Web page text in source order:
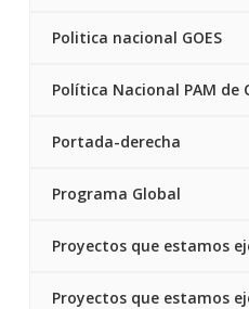
Politica nacional GOES
Política Nacional PAM de
Portada-derecha
Programa Global
Proyectos que estamos
Proyectos que estamos